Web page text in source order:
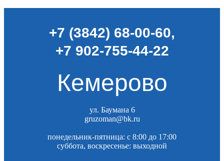
+7 (3842) 68-00-60,
+7 902-755-44-22
Кемерово
ул. Баумана 6
gruzoman@bk.ru
понедельник-пятница: c 8:00 до 17:00
суббота, воскресенье: выходной